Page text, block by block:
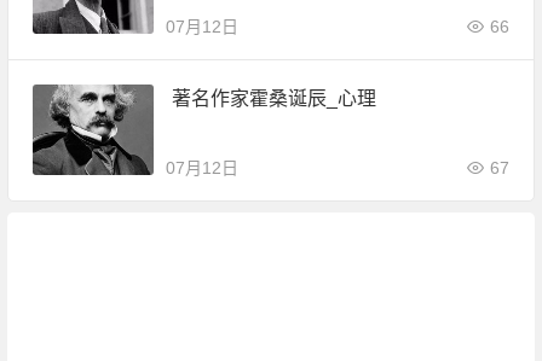
07月12日 66
著名作家霍桑诞辰_心理
07月12日 67